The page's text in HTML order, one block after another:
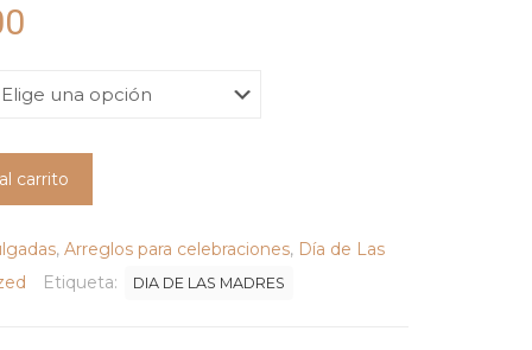
precios:
RD$275
hasta
RD$700
carrito
, Arreglos para celebraciones, Día de Las
Etiqueta: DIA DE LAS MADRES